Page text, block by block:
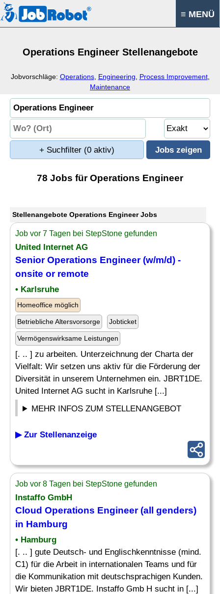
≡ MENÜ
Operations Engineer Stellenangebote
Jobvorschläge: Operations, Engineering Process Improvement,
Maintenance
+ Suchfilter (0 aktiv)
78 Jobs für Operations Engineer
Stellenangebote Operations Engineer Jobs
Job vor 7 Tagen bei StepStone gefunden
United Internet AG
SeniorOperations Engineer(w/m/d) -
onsite or remote
• Karlsruhe
Homeoffice möglich
Betriebliche Altersvorsorge Jobticket
Vermögenswirksame Leistungen
[. .. ] zu arbeiten. Unterzeichnung der Charta der
Vielfalt: Wir setzen uns aktiv für die Förderung der
Diversität in unserem Unternehmen ein. JBRT1DE.
United Internet AG sucht in Karlsruhe [...]
MEHR INFOS ZUM STELLENANGEBOT
▶ Zur Stellenanzeige
Job vor 8 Tagen bei StepStone gefunden
Instaffo GmbH
Cloud Operations Engineer(all genders)
in Hamburg
• Hamburg
[. .. ] gute Deutsch- und Englischkenntnisse (mind.
C1) für die Arbeit in internationalen Teams und für
die Kommunikation mit deutschsprachigen Kunden.
Wir bieten JBRT1DE. Instaffo Gmb H sucht in [...]